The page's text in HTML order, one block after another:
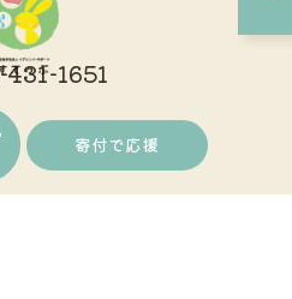
1651
寄付で応援
アレント・サポートすてっぷ ALL RIGHTS
RESERVED.